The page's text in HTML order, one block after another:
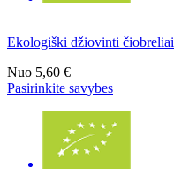
Ekologiški džiovinti čiobreliai
Nuo 5,60 €
Pasirinkite savybes